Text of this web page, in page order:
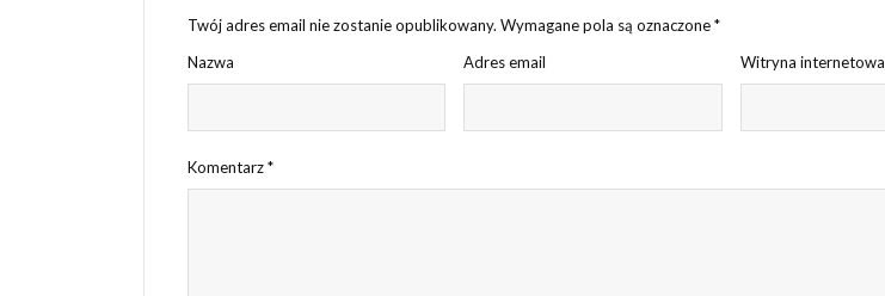
Twój adres email nie zostanie opublikowany. Wymagane pola są oznaczone*
Nazwa
Adres email Witryna internetowa
Komentarz*